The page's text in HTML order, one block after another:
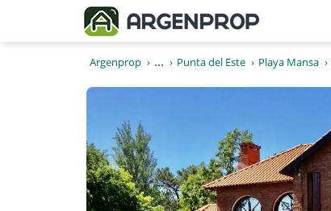
Argenprop ... Punta del Este Playa Mansa